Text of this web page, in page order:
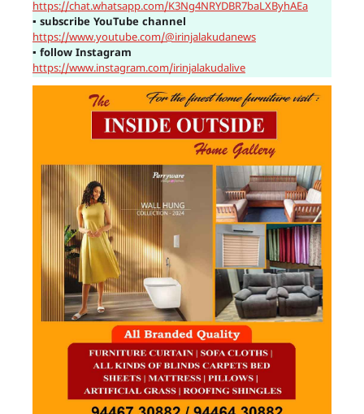
https://chat.whatsapp.com/K3Ng4NRYDBR7baLXByhAEa
▪ subscribe YouTube channel
https://www.youtube.com/@irinjalakudanews
▪ follow Instagram
https://www.instagram.com/irinjalakudalive